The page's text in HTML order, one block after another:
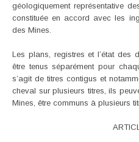
géologiquement représentative
constituée en accord avec les
des Mines.
Les plans, registres et l’état des
être tenus séparément pour
s’agit de titres contigus et
cheval sur plusieurs titres, ils
Mines, être communs à plusieurs